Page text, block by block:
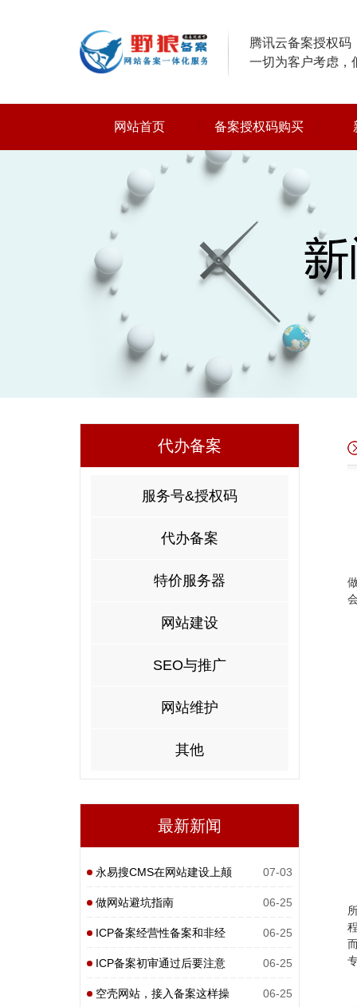
腾讯云备案授权
一切为客户考虑，
网站首页 备案授权码购买
代办备案
服务号&授权码
代办备案
特价服务器
网站建设
SEO与推广
网站维护
其他
最新新闻
永易搜CMS在网站建设上颠
覆性
07-03
做网站避坑指南 06-25
ICP备案经营性备案和非经
营性
06-25
ICP备案初审通过后要注意
什么
06-25
空壳网站，接入备案这样操 06-25